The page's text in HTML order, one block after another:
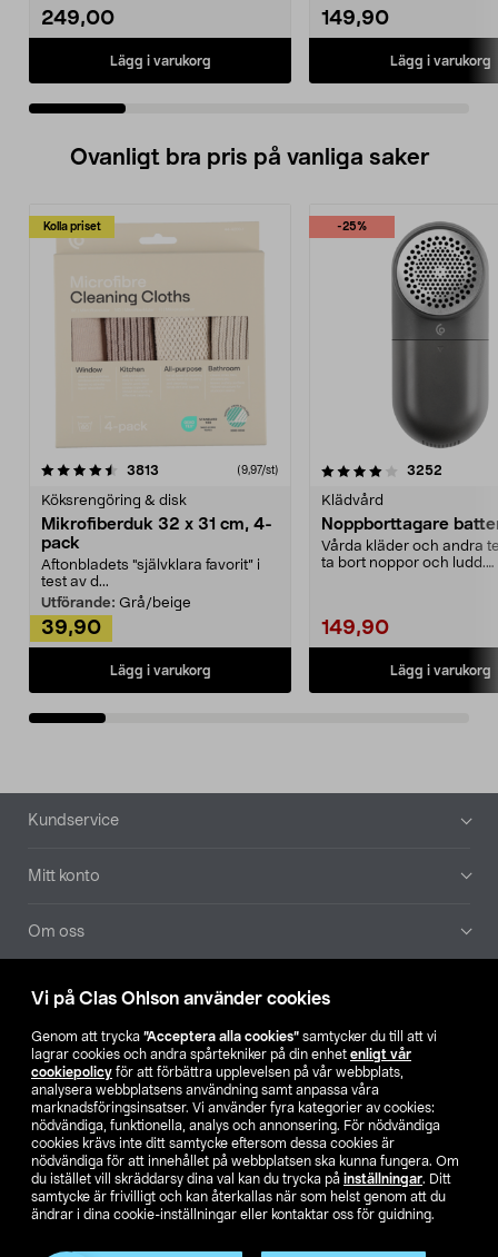
Vi på Clas Ohlson använder cookies
Genom att trycka ”Acceptera alla cookies” samtycker du till att vi
lagrar cookies och andra spårtekniker på din enhet enligt vår
cookiepolicy för att förbättra upplevelsen på vår webbplats,
analysera webbplatsens användning samt anpassa våra
marknadsföringsinsatser. Vi använder fyra kategorier av cookies:
nödvändiga, funktionella, analys och annonsering. För nödvändiga
cookies krävs inte ditt samtycke eftersom dessa cookies är
nödvändiga för att innehållet på webbplatsen ska kunna fungera. Om
du istället vill skräddarsy dina val kan du trycka på inställningar. Ditt
samtycke är frivilligt och kan återkallas när som helst genom att du
ändrar i dina cookie-inställningar eller kontaktar oss för guidning.
249,00
Lägg i varukorg
149,90
Lägg i varukorg
Ovanligt bra pris på vanliga saker
Kolla priset
3813 (9,97/st)
Köksrengöring & disk
Mikrofiberduk 32 x 31 cm, 4-
pack
Aftonbladets "självklara favorit” i
test av d...
Utförande: Grå/beige
39,90
Lägg i varukorg
-25%
4.0av 5 stjärnor 3252
Klädvård
Noppborttagare
Vårda kläder och andra
ta bort noppor och ludd.
149,90
Lägg i varukorg
4.5av 5 stjärnor
Sidfot
Kundservice
Mitt konto
Om oss
Aktuellt
Våra bolag
Hitta butik
SE NO FI